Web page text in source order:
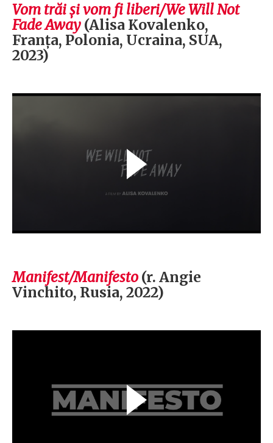
Vom trăi și vom fi liberi/We Will Not
Fade Away (Alisa Kovalenko,
Franța, Polonia, Ucraina, SUA,
2023)
Manifest/Manifesto (r. Angie
Vinchito, Rusia, 2022)